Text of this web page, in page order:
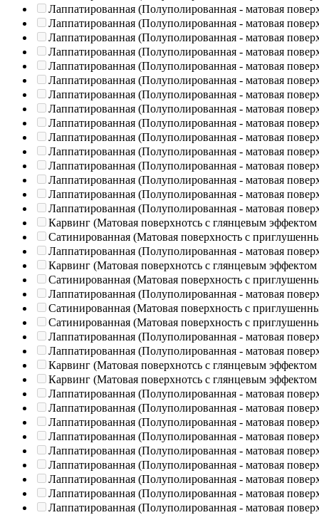
Лаппатированная (Полуполированная - матовая
Лаппатированная (Полуполированная - матовая
Лаппатированная (Полуполированная - матовая
Лаппатированная (Полуполированная - матовая
Лаппатированная (Полуполированная - матовая
Лаппатированная (Полуполированная - матовая
Лаппатированная (Полуполированная - матовая
Лаппатированная (Полуполированная - матовая
Лаппатированная (Полуполированная - матовая
Лаппатированная (Полуполированная - матовая
Лаппатированная (Полуполированная - матовая
Лаппатированная (Полуполированная - матовая
Лаппатированная (Полуполированная - матовая
Лаппатированная (Полуполированная - матовая
Лаппатированная (Полуполированная - матовая
Карвинг (Матовая поверхнотсь с глянцевым эффектом
Сатинированная (Матовая поверхность с
Лаппатированная (Полуполированная - матовая
Карвинг (Матовая поверхнотсь с глянцевым эффектом
Сатинированная (Матовая поверхность с
Лаппатированная (Полуполированная - матовая
Сатинированная (Матовая поверхность с
Сатинированная (Матовая поверхность с
Лаппатированная (Полуполированная - матовая
Лаппатированная (Полуполированная - матовая
Карвинг (Матовая поверхнотсь с глянцевым эффектом
Карвинг (Матовая поверхнотсь с глянцевым эффектом
Лаппатированная (Полуполированная - матовая
Лаппатированная (Полуполированная - матовая
Лаппатированная (Полуполированная - матовая
Лаппатированная (Полуполированная - матовая
Лаппатированная (Полуполированная - матовая
Лаппатированная (Полуполированная - матовая
Лаппатированная (Полуполированная - матовая
Лаппатированная (Полуполированная - матовая
Лаппатированная (Полуполированная - матовая